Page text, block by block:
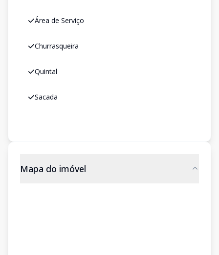
Área de Serviço
Churrasqueira
Quintal
Sacada
Mapa do imóvel